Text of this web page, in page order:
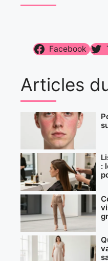
Facebook
Articles
: